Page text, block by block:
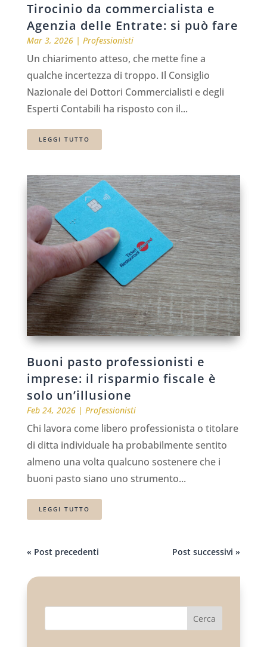
Tirocinio da commercialista e
Agenzia delle Entrate: si può fare
Mar 3, 2026| Professionisti
Un chiarimento atteso, che mette fine a
qualche incertezza di troppo. Il Consiglio
Nazionale dei Dottori Commercialisti e degli
Esperti Contabili ha risposto con il...
LEGGI TUTTO
Buoni pasto professionisti e
imprese: il risparmio fiscale è
solo un’illusione
Feb 24, 2026| Professionisti
Chi lavora come libero professionista o titolare
di ditta individuale ha probabilmente sentito
almeno una volta qualcuno sostenere che i
buoni pasto siano uno strumento...
LEGGI TUTTO
« Post precedenti Post successivi »
Cerca